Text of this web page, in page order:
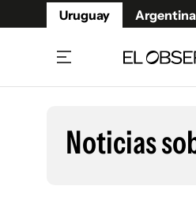
Uruguay Argentina
Beneficios Member
Noticias